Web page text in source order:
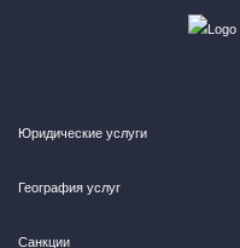
Юридические услуги
География услуг
Санкции